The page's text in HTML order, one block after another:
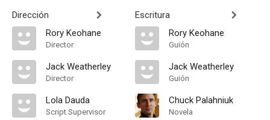
Dirección
Rory Keohane
Director
Jack Weatherley
Director
Lola Dauda
Script Supervisor
Escritura
Rory Keohane
Guión
Jack Weatherley
Guión
Chuck Palahniuk
Novela